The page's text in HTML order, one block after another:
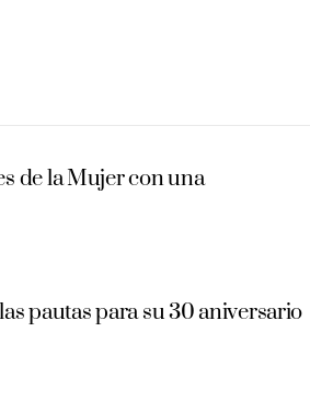
de la Mujer con una
pautas para su 30 aniversario